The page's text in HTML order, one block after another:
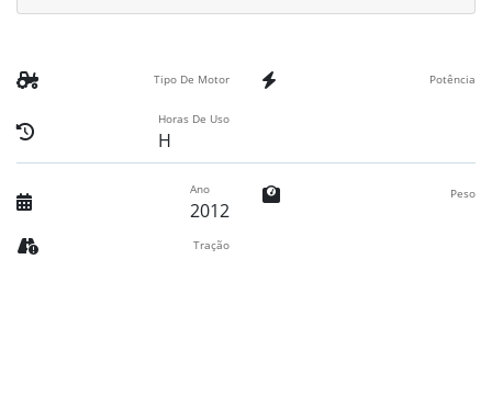
Tipo De Motor Potência
Horas De Uso
H
Ano
2012
Peso
Tração